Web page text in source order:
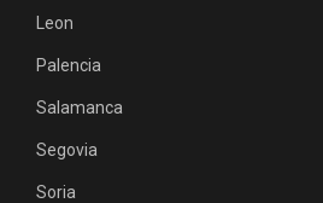
Leon
Palencia
Salamanca
Segovia
Soria